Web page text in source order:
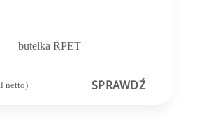
butelka RPET
netto) SPRAWDŹ